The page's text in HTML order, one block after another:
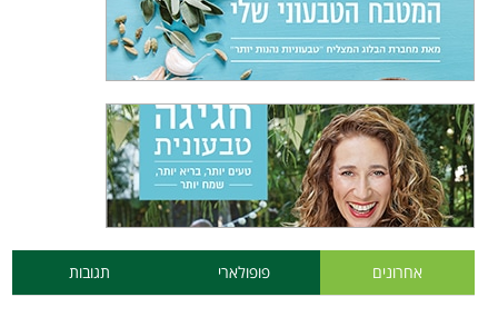
אחרונים פופולארי תגובות